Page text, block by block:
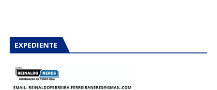
EXPEDIENTE